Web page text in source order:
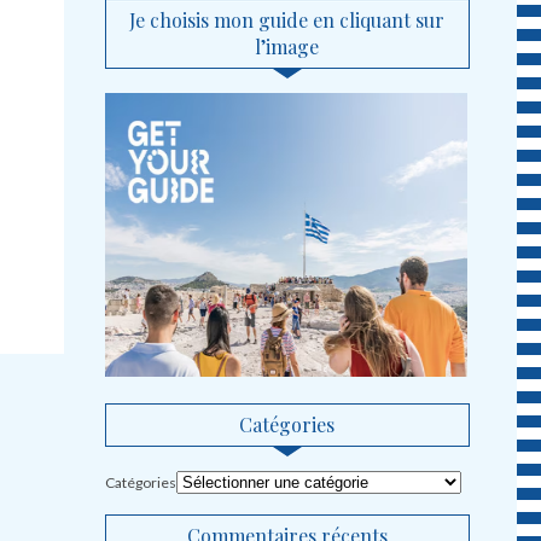
Je choisis mon guide en cliquant sur
l’image
Catégories
Catégories
Commentaires récents